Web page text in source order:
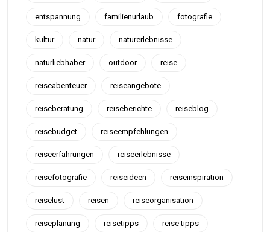
entspannung familienurlaub fotografie
kultur natur naturerlebnisse
naturliebhaber outdoor reise
reiseabenteuer reiseangebote
reiseberatung reiseberichte reiseblog
reisebudget reiseempfehlungen
reiseerfahrungen reiseerlebnisse
reisefotografie reiseideen reiseinspiration
reiselust reisen reiseorganisation
reiseplanung reisetipps reise tipps